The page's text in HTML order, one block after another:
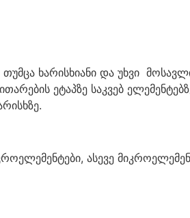
ხარისხიანი და უხვი
ეტაპზე საკვებ
ასევე